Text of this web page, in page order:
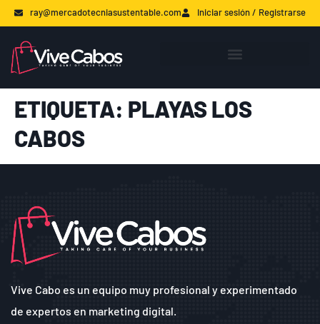
ray@mercadotecniasustentable.com Iniciar sesión / Registrarse
ETIQUETA: PLAYAS LOS
CABOS
Vive Cabo es un equipo muy profesional y experimentado
de expertos en marketing digital.